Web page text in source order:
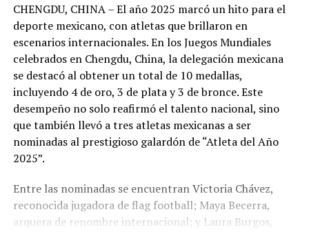
CHENGDU, CHINA – El año 2025 marcó un hito para el
deporte mexicano, con atletas que brillaron en
escenarios internacionales. En los Juegos Mundiales
celebrados en Chengdu, China, la delegación mexicana
se destacó al obtener un total de 10 medallas,
incluyendo 4 de oro, 3 de plata y 3 de bronce. Este
desempeño no solo reafirmó el talento nacional, sino
que también llevó a tres atletas mexicanas a ser
nominadas al prestigioso galardón de “Atleta del Año
2025”.
Entre las nominadas se encuentran Victoria Chávez,
reconocida jugadora de flag football; Maya Becerra,
arquera de renombre internacional; y Laura Burgos,